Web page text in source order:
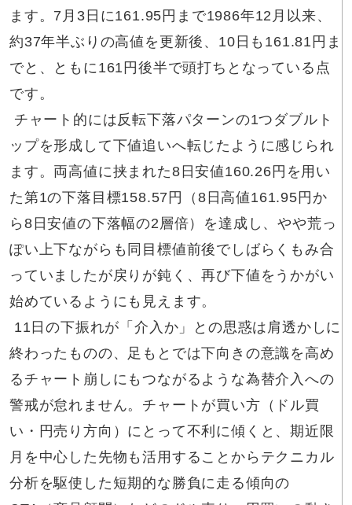
ます。7月3日に161.95円まで1986年12月以来、
約37年半ぶりの高値を更新後、10日も161.81円ま
でと、ともに161円後半で頭打ちとなっている点
です。
チャート的には反転下落パターンの1つダブルト
ップを形成して下値追いへ転じたように感じられ
ます。両高値に挟まれた8日安値160.26円を用い
た第1の下落目標158.57円（8日高値161.95円か
ら8日安値の下落幅の2層倍）を達成し、やや荒っ
ぽい上下ながらも同目標値前後でしばらくもみ合
っていましたが戻りが鈍く、再び下値をうかがい
始めているようにも見えます。
11日の下振れが「介入か」との思惑は肩透かしに
終わったものの、足もとでは下向きの意識を高め
るチャート崩しにもつながるような為替介入への
警戒が怠れません。チャートが買い方（ドル買
い・円売り方向）にとって不利に傾くと、期近限
月を中心した先物も活用することからテクニカル
分析を駆使した短期的な勝負に走る傾向の